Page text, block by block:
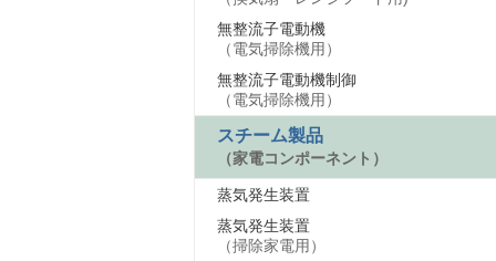
無整流子電動機
（電気掃除機用）
無整流子電動機制御
（電気掃除機用）
スチーム製品
（家電コンポーネント）
蒸気発生装置
蒸気発生装置
（掃除家電用）